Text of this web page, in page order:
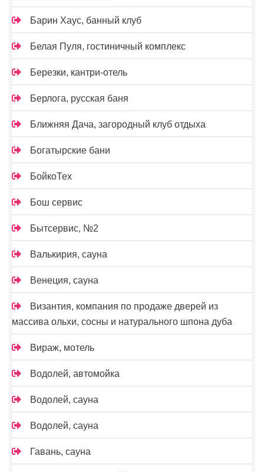
Барин Хаус, банный клуб
Белая Пуля, гостиничный комплекс
Березки, кантри-отель
Берлога, русская баня
Ближняя Дача, загородный клуб отдыха
Богатырские бани
БойкоТех
Бош сервис
Бытсервис, №2
Валькирия, сауна
Венеция, сауна
Византия, компания по продаже дверей из
массива ольхи, сосны и натурального шпона дуба
Вираж, мотель
Водолей, автомойка
Водолей, сауна
Водолей, сауна
Гавань, сауна